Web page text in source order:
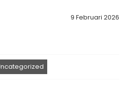
9 Februari 2026